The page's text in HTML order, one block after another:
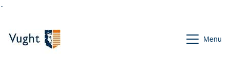
Menu